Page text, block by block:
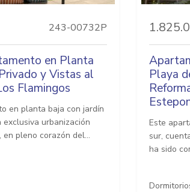
243-00732P
en Planta
y Vistas al
Flamingos
en planta baja con jardín
urbanización
en pleno corazón del...
Playa
Este
sur,
ha sido